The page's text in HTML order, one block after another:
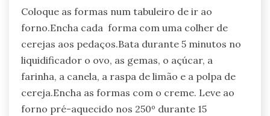
Coloque as formas num tabuleiro de ir ao
forno.Encha cada forma com uma colher de
cerejas aos pedaços.Bata durante 5 minutos no
liquidificador o ovo, as gemas, o açúcar, a
farinha, a canela, a raspa de limão e a polpa de
cereja.Encha as formas com o creme. Leve ao
forno pré-aquecido nos 250º durante 15